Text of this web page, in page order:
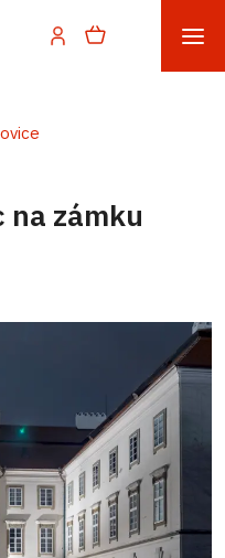
na zámku